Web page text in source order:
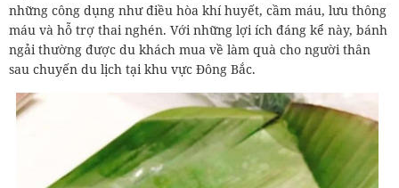
những công dụng như điều hòa khí huyết, cầm máu, lưu thông
máu và hỗ trợ thai nghén. Với những lợi ích đáng kể này, bánh
ngải thường được du khách mua về làm quà cho người thân
sau chuyến du lịch tại khu vực Đông Bắc.